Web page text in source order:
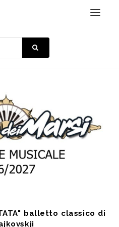
Toggle
balletto classico di